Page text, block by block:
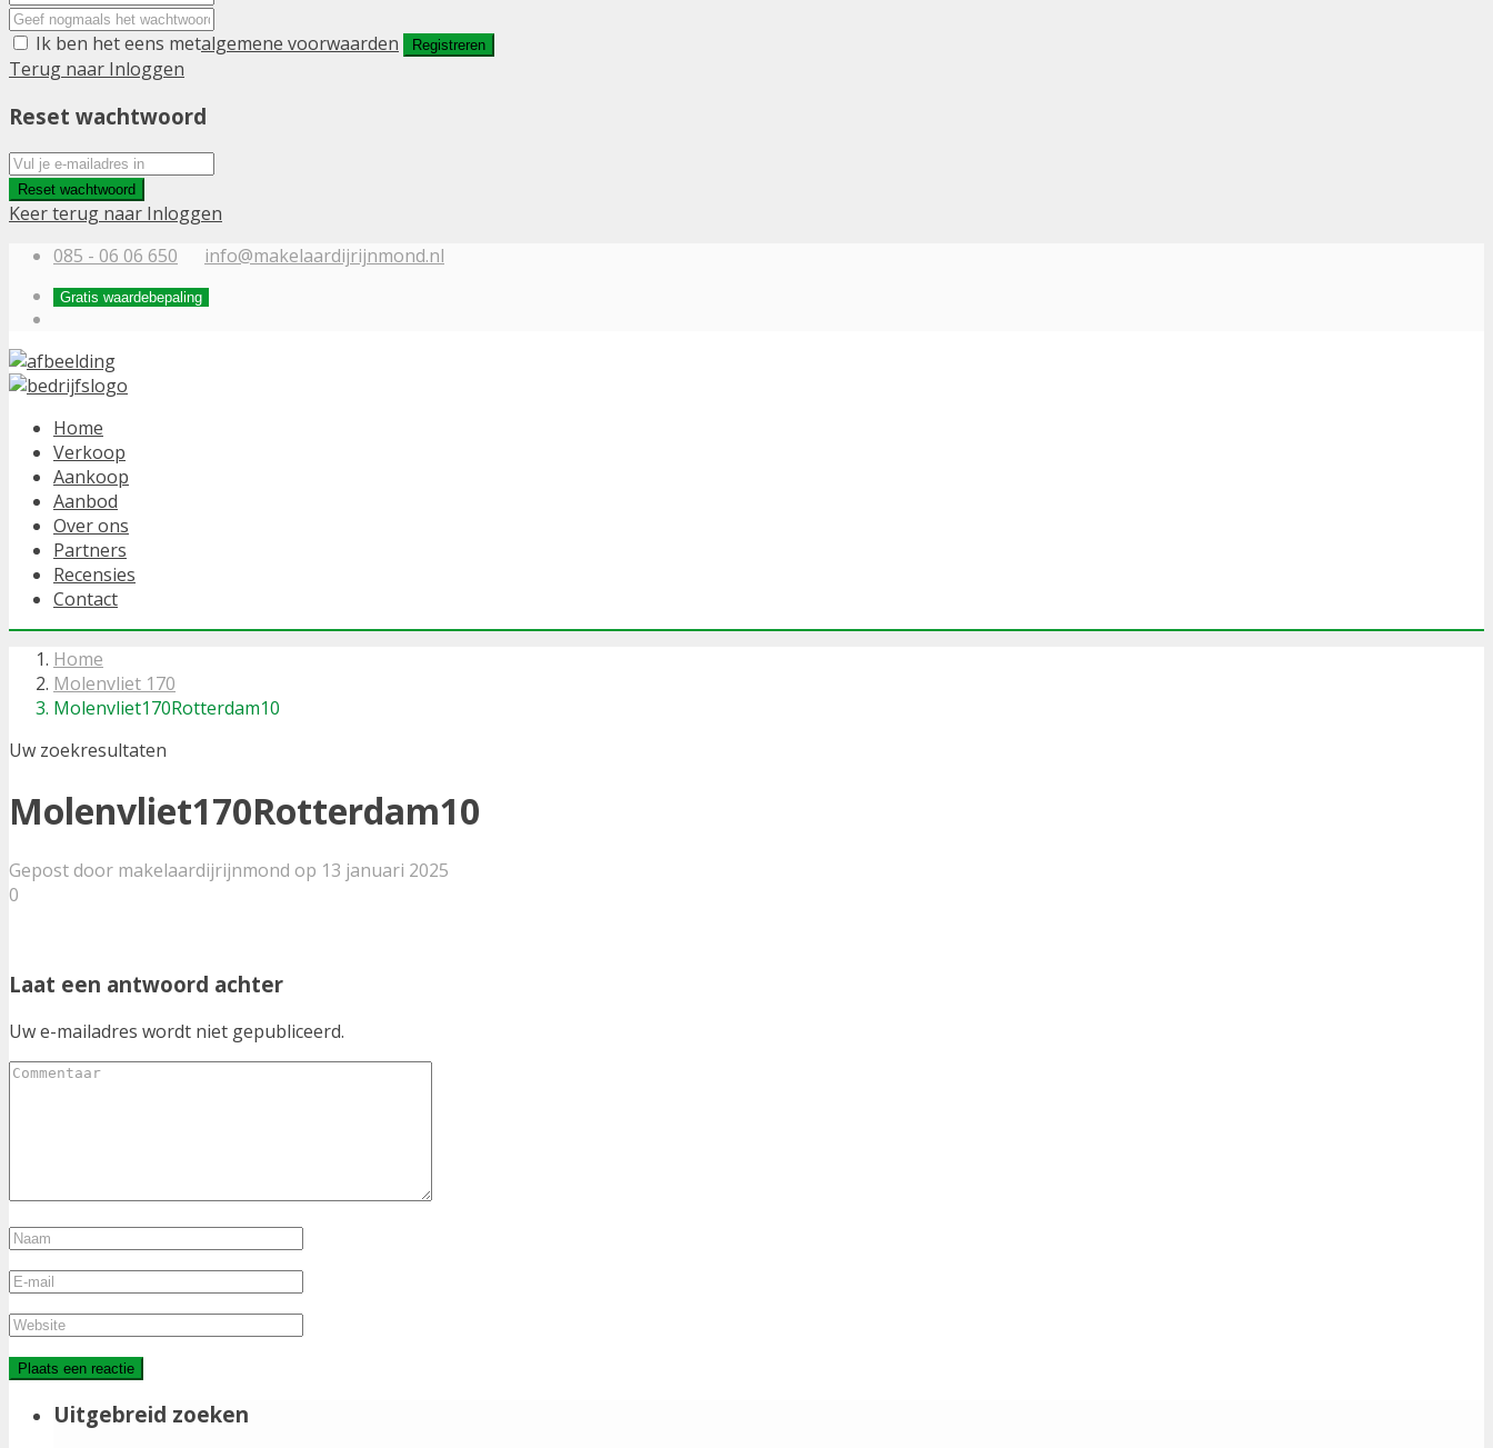
Ik ben het eens metalgemene voorwaarden Registreren
Terug naar Inloggen
Reset wachtwoord
Reset wachtwoord
Keer terug naar Inloggen
085 - 06 06 650
info@makelaardijrijnmond.nl
Gratis waardebepaling
Home
Verkoop
Aankoop
Aanbod
Over ons
Partners
Recensies
Contact
Home
Molenvliet 170
Molenvliet170Rotterdam10
Uw zoekresultaten
Molenvliet170Rotterdam10
Gepost door makelaardijrijnmond op 13 januari 2025
0
Laat een antwoord achter
Uw e-mailadres wordt niet gepubliceerd.
Uitgebreid zoeken